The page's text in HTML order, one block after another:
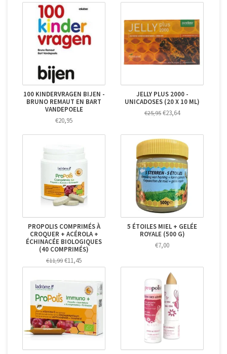
100 KINDERVRAGEN BIJEN -
BRUNO REMAUT EN BART
VANDEPOELE
€20,95
JELLY PLUS 2000 -
UNICADOSES (20 X 10 ML)
€25,95 €23,64
PROPOLIS COMPRIMÉS À
CROQUER + ACÉROLA +
ÉCHINACÉE BIOLOGIQUES
(40 COMPRIMÉS)
€11,99 €11,45
5 ÉTOILES MIEL + GELÉE
ROYALE (500 G)
€7,00